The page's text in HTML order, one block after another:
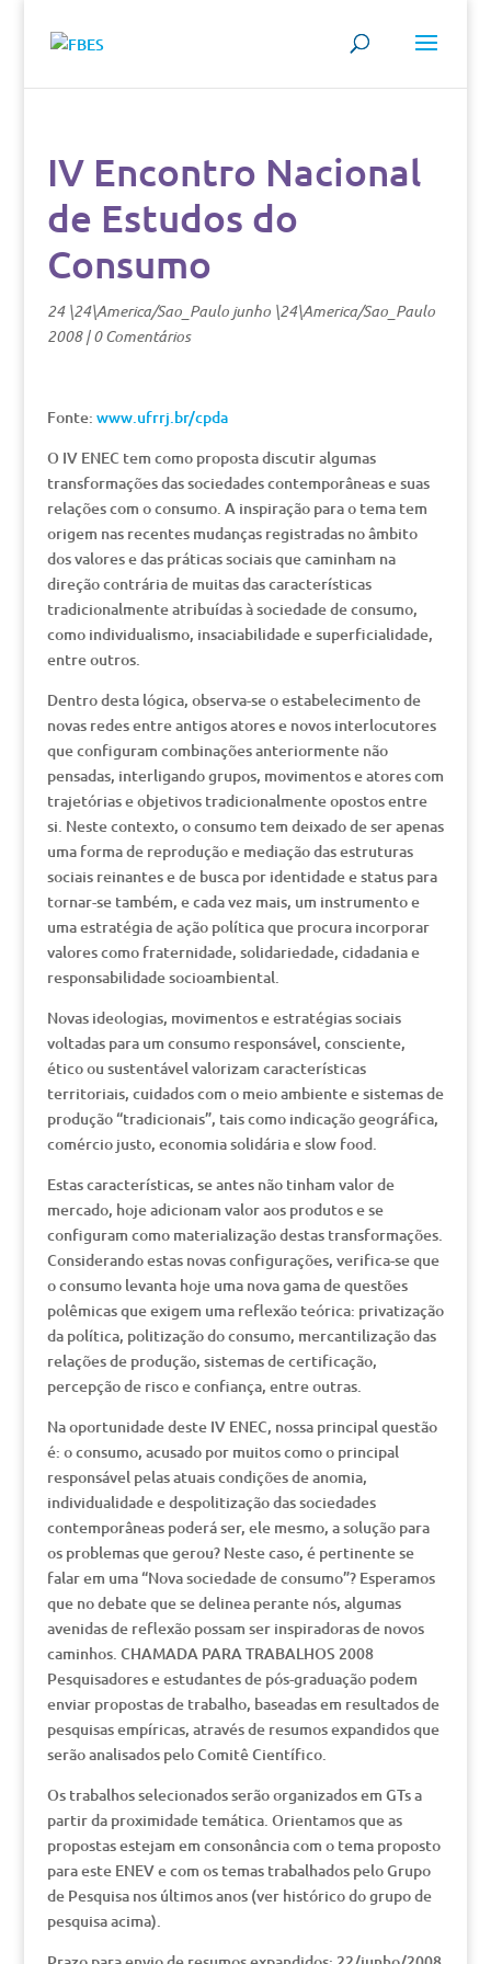
IV Encontro Nacional
de Estudos do
Consumo
24 \24\America/Sao_Paulo junho \24\America/Sao_Paulo
2008|0 Comentários
Fonte: www.ufrrj.br/cpda
O IV ENEC tem como proposta discutir algumas
transformações das sociedades contemporâneas e suas
relações com o consumo. A inspiração para o tema tem
origem nas recentes mudanças registradas no âmbito
dos valores e das práticas sociais que caminham na
direção contrária de muitas das características
tradicionalmente atribuídas à sociedade de consumo,
como individualismo, insaciabilidade e superficialidade,
entre outros.
Dentro desta lógica, observa-se o estabelecimento de
novas redes entre antigos atores e novos interlocutores
que configuram combinações anteriormente não
pensadas, interligando grupos, movimentos e atores com
trajetórias e objetivos tradicionalmente opostos entre
si. Neste contexto, o consumo tem deixado de ser apenas
uma forma de reprodução e mediação das estruturas
sociais reinantes e de busca por identidade e status para
tornar-se também, e cada vez mais, um instrumento e
uma estratégia de ação política que procura incorporar
valores como fraternidade, solidariedade, cidadania e
responsabilidade socioambiental.
Novas ideologias, movimentos e estratégias sociais
voltadas para um consumo responsável, consciente,
ético ou sustentável valorizam características
territoriais, cuidados com o meio ambiente e sistemas de
produção “tradicionais”, tais como indicação geográfica,
comércio justo, economia solidária e slow food.
Estas características, se antes não tinham valor de
mercado, hoje adicionam valor aos produtos e se
configuram como materialização destas transformações.
Considerando estas novas configurações, verifica-se que
o consumo levanta hoje uma nova gama de questões
polêmicas que exigem uma reflexão teórica: privatização
da política, politização do consumo, mercantilização das
relações de produção, sistemas de certificação,
percepção de risco e confiança, entre outras.
Na oportunidade deste IV ENEC, nossa principal questão
é: o consumo, acusado por muitos como o principal
responsável pelas atuais condições de anomia,
individualidade e despolitização das sociedades
contemporâneas poderá ser, ele mesmo, a solução para
os problemas que gerou? Neste caso, é pertinente se
falar em uma “Nova sociedade de consumo”? Esperamos
que no debate que se delinea perante nós, algumas
avenidas de reflexão possam ser inspiradoras de novos
caminhos. CHAMADA PARA TRABALHOS 2008
Pesquisadores e estudantes de pós-graduação podem
enviar propostas de trabalho, baseadas em resultados de
pesquisas empíricas, através de resumos expandidos que
serão analisados pelo Comitê Científico.
Os trabalhos selecionados serão organizados em GTs a
partir da proximidade temática. Orientamos que as
propostas estejam em consonância com o tema proposto
para este ENEV e com os temas trabalhados pelo Grupo
de Pesquisa nos últimos anos (ver histórico do grupo de
pesquisa acima).